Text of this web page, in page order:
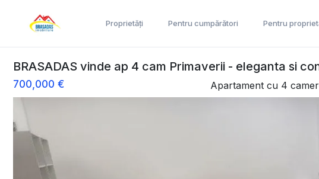
Proprietăți Pentru cumpărători Pentru
BRASADAS vinde ap 4 cam Primaverii - eleganta si
700,000 € Apartament cu 4